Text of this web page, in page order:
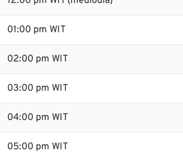
01:00 pm WIT
02:00 pm WIT
03:00 pm WIT
04:00 pm WIT
05:00 pm WIT